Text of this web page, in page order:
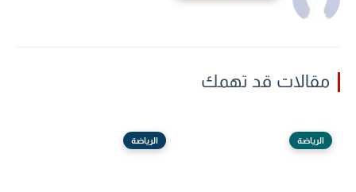
مقالات قد تهمك
الرياضة الرياضة